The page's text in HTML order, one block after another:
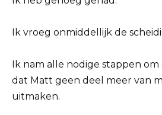
Ik vroeg onmiddellijk de
Ik nam alle nodige stappen
dat Matt geen deel meer van
uitmaken.